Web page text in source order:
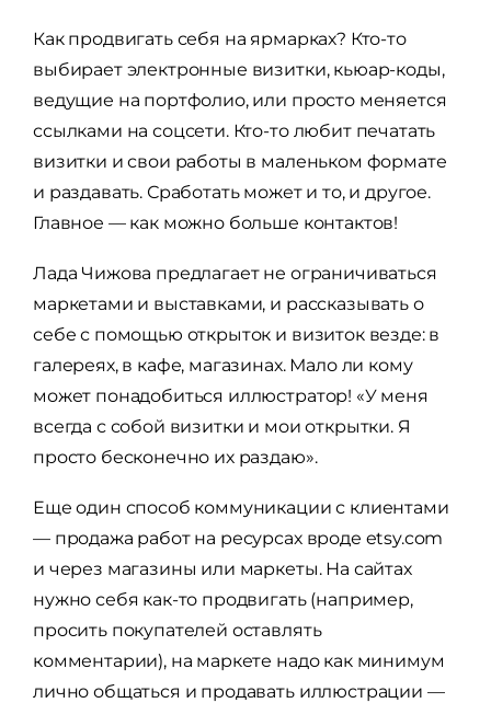
Как продвигать себя на ярмарках? Кто-то
выбирает электронные визитки, кьюар-коды,
ведущие на портфолио, или просто меняется
ссылками на соцсети. Кто-то любит печатать
визитки и свои работы в маленьком формате
и раздавать. Сработать может и то, и другое.
Главное — как можно больше контактов!
Лада Чижова предлагает не ограничиваться
маркетами и выставками, и рассказывать о
себе с помощью открыток и визиток везде: в
галереях, в кафе, магазинах. Мало ли кому
может понадобиться иллюстратор! «У меня
всегда с собой визитки и мои открытки. Я
просто бесконечно их раздаю».
Еще один способ коммуникации с клиентами
— продажа работ на ресурсах вроде etsy.com
и через магазины или маркеты. На сайтах
нужно себя как-то продвигать (например,
просить покупателей оставлять
комментарии), на маркете надо как минимум
лично общаться и продавать иллюстрации —